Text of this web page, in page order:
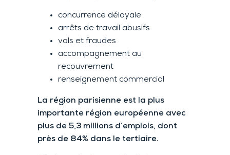
concurrence déloyale
arrêts de travail abusifs
vols et fraudes
accompagnement au
recouvrement
renseignement commercial
La région parisienne est la plus
importante région européenne avec
plus de 5,3 millions d’emplois, dont
près de 84% dans le tertiaire.